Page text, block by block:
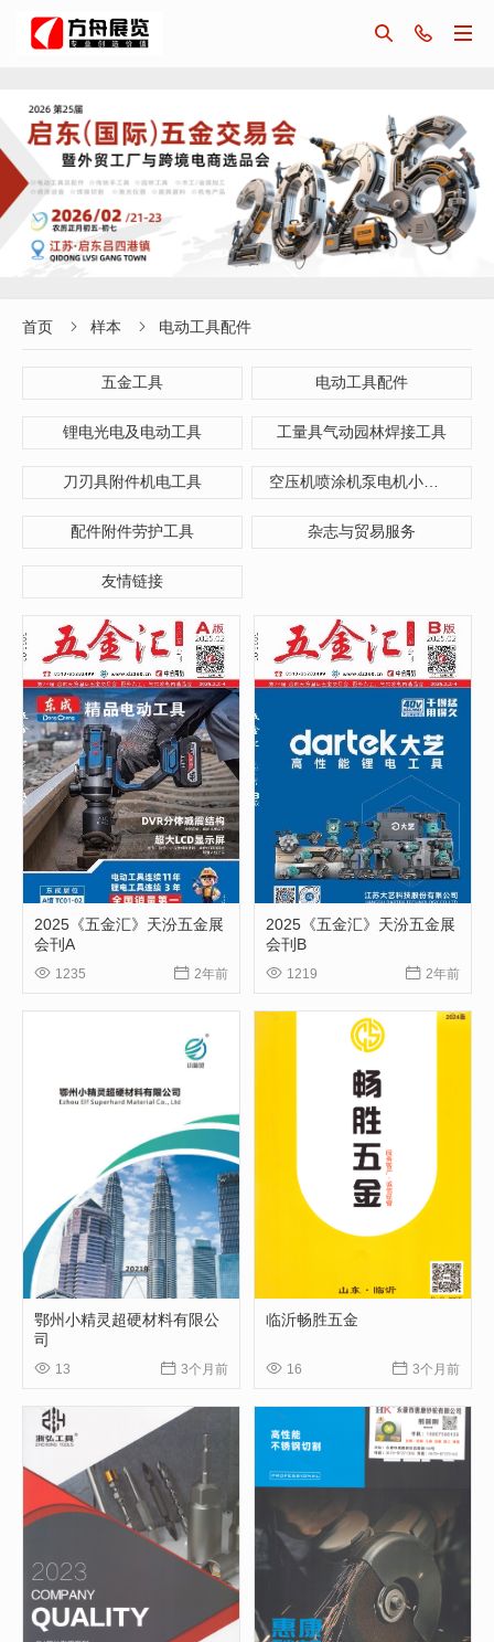



首页  样本  电动工具配件
五金工具 电动工具配件
锂电光电及电动工具 工量具气动园林焊接工具
刀刃具附件机电工具 空压机喷涂机泵电机小型机械
配件附件劳护工具 杂志与贸易服务
友情链接
2025《五金汇》天汾五金展
会刊A
 1235  2年前
2025《五金汇》天汾五金展
会刊B
 1219  2年前
鄂州小精灵超硬材料有限公
司
 13  3个月前
临沂畅胜五金
 16  3个月前